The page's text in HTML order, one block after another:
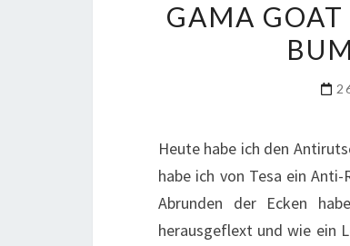
GAMA
Heute habe ich den
habe ich von Tesa ein
Abrunden der Ecken
herausgeflext und wie ein